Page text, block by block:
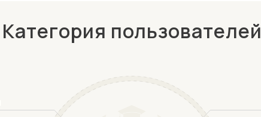
Категория пользователей